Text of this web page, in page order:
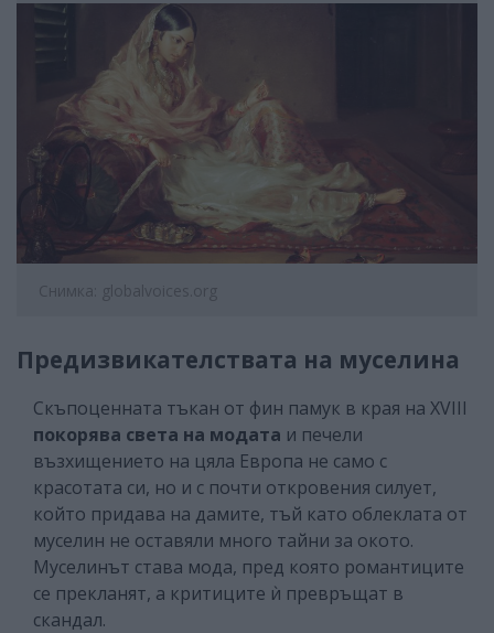
Снимка: globalvoices.org
Предизвикателствата на муселина
Скъпоценната тъкан от фин памук в края на XVIII
покорява света на модата и печели
възхищението на цяла Европа не само с
красотата си, но и с почти откровения силует,
който придава на дамите, тъй като облеклата от
муселин не оставяли много тайни за окото.
Муселинът става мода, пред която романтиците
се прекланят, а критиците ѝ превръщат в
скандал.